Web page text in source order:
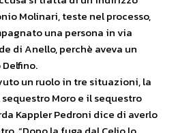
Molinari, teste nel processo,
una persona in via
di Anello, perchè aveva un
un ruolo in tre situazioni, la
Moro e il sequestro
Kappler Pedroni dice di averlo